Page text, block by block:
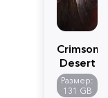
Crimson
Desert
Размер:
131 GB